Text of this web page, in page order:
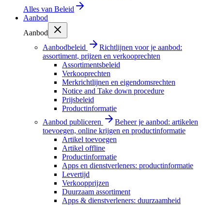
Alles van Beleid
Aanbod
Aanbod
Aanbodbeleid
Richtlijnen voor je aanbod:
assortiment, prijzen en verkooprechten
Assortimentsbeleid
Verkooprechten
Merkrichtlijnen en eigendomsrechten
Notice and Take down procedure
Prijsbeleid
Productinformatie
Aanbod publiceren
Beheer je aanbod: artikelen
toevoegen, online krijgen en productinformatie
Artikel toevoegen
Artikel offline
Productinformatie
Apps en dienstverleners: productinformatie
Levertijd
Verkoopprijzen
Duurzaam assortiment
Apps & dienstverleners: duurzaamheid